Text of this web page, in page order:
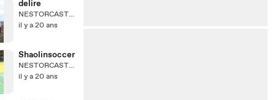
delire
NESTORCASTOR
il y a 20 ans
Shaolinsoccer
NESTORCASTOR
il y a 20 ans